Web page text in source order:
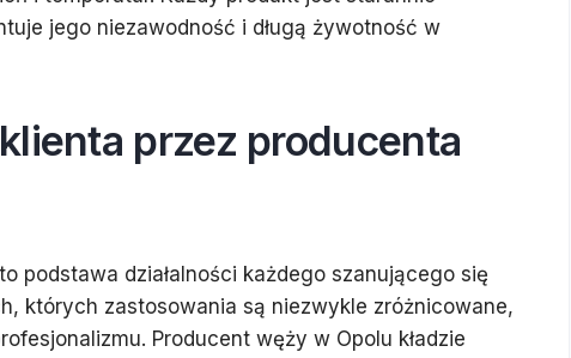
jego niezawodność i długą żywotność w
przez producenta
podstawa działalności każdego szanującego się
których zastosowania są niezwykle zróżnicowane,
Producent węży w Opolu kładzie